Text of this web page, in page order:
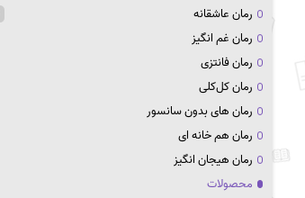
رمان عاشقانه
رمان غم انگیز
رمان فانتزی
رمان کل‌کلی
رمان های بدون سانسور
رمان هم خانه ای
رمان هیجان انگیز
محصولات